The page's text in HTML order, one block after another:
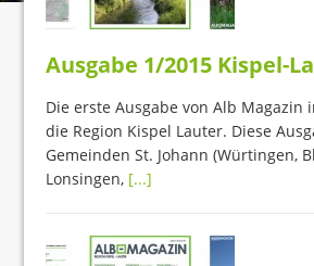
Ausgabe 1/2015 Kispel-
Die erste Ausgabe von Alb Magazin
die Region Kispel Lauter. Diese
Gemeinden St. Johann (Würtingen,
Lonsingen, [...]